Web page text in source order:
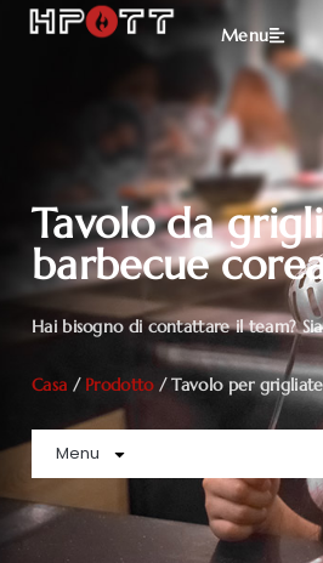
Menu
Tavolo da
barbecue
Hai bisogno di contattare il team?
Casa / Prodotto/ Tavolo per
Menu